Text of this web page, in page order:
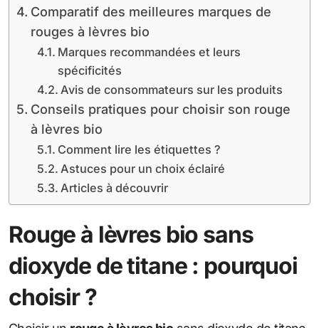
Comparatif des meilleures marques de
rouges à lèvres bio
Marques recommandées et leurs
spécificités
Avis de consommateurs sur les produits
Conseils pratiques pour choisir son rouge
à lèvres bio
Comment lire les étiquettes ?
Astuces pour un choix éclairé
Articles à découvrir
Rouge à lèvres bio sans
dioxyde de titane : pourquoi
choisir ?